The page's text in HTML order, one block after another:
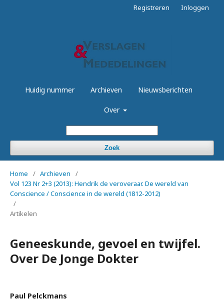
Huidig nummer Archieven Nieuwsberichten
Over
Zoek
Registreren Inloggen
Home / Archieven
/
Vol 123 Nr 2+3 (2013): Hendrik de veroveraar. De wereld van
Conscience / Conscience in de wereld (1812-2012)
/
Artikelen
Geneeskunde, gevoel en twijfel.
Over De Jonge Dokter
Paul Pelckmans